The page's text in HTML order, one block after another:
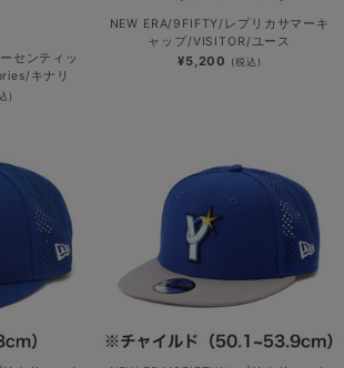
センティッ
キナリ
)
NEW ERA/9FIFTY/レプリカサマーキ
ャップ/VISITOR/ユース
¥5,200 (税込)